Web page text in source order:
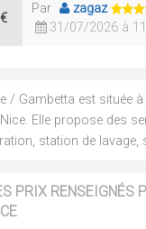
Par
zagaz
31/07/2026 à
/ Gambetta est située
Elle propose des
station de lavage,
PRIX RENSEIGNÉS